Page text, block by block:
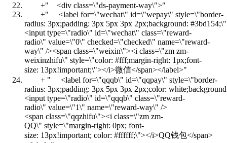
+" <div class=\"ds-payment-way\">"
+" <label for=\"wechat\" id=\"wepay\" style=\"border-
radius: 3px;padding: 3px 5px 3px 2px;background:
<input type=\"radio\" id=\"wechat\" class=\"reward-
radio\" value=\"0\" checked=\"checked\" name=\"reward-
way\" /><span class=\"weixin\"><i class=\"zm zm-
weixinzhifu\" style=\"color: #fff;margin-right: 1px;font-
size: 13px!important;\"></i>微信</span></label>"
+ " <label for=\"qqqb\" id=\"qqpay\" style=\"border-
radius: 3px;padding: 3px 5px 3px 2px;color:
<input type=\"radio\" id=\"qqqb\" class=\"reward-
radio\" value=\"1\" name=\"reward-way\" />
<span class=\"qqzhifu\"><i class=\"zm zm-
QQ\" style=\"margin-right: 0px; font-
size: 13px!important; color: #ffffff;\"></i>QQ钱包</span>